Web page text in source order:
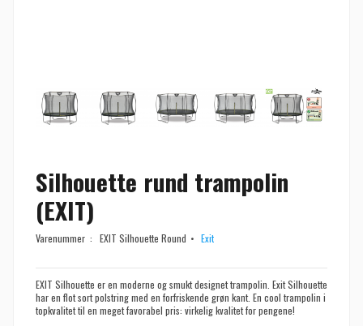
Silhouette rund trampolin
(EXIT)
Varenummer : EXIT Silhouette Round Exit
EXIT Silhouette er en moderne og smukt designet trampolin. Exit Silhouette
har en flot sort polstring med en forfriskende grøn kant. En cool trampolin i
topkvalitet til en meget favorabel pris: virkelig kvalitet for pengene!